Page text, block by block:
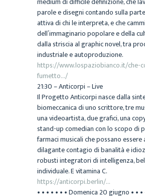
parole e disegni contando sulla
attiva di chi le interpreta, e che
dell’immaginario popolare e della
dalla striscia al graphic novel, tra
industriale e autoproduzione.
https://www.lospaziobianco.it/che-
fumetto…/
21:30 – Anticorpi – Live
Il Progetto Anticorpi nasce dalla
biomeccanica di uno scrittore, tre
una videoartista, due grafici, una
stand-up comedian con lo scopo di
farmaci musicali che possano
dilagante contagio di banalità e
robusti integratori di intelligenza,
individuale. E vitamina C.
https://anticorpi.berlin/…
• • • • • • • Domenica 20 giugno • • •